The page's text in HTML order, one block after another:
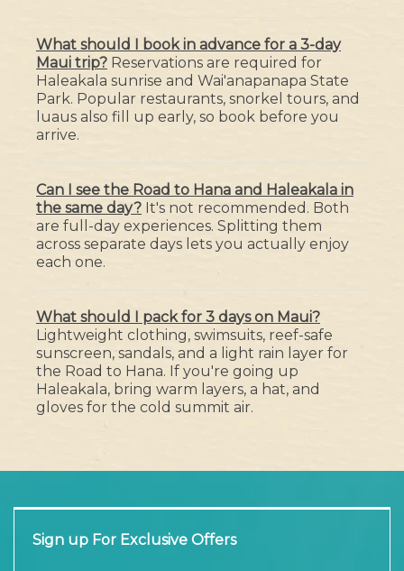
What should I book in advance for a 3-day
Maui trip? Reservations are required for
Haleakala sunrise and Wai'anapanapa State
Park. Popular restaurants, snorkel tours, and
luaus also fill up early, so book before you
arrive.
Can I see the Road to Hana and Haleakala in
the same day? It's not recommended. Both
are full-day experiences. Splitting them
across separate days lets you actually enjoy
each one.
What should I pack for 3 days on Maui?
Lightweight clothing, swimsuits, reef-safe
sunscreen, sandals, and a light rain layer for
the Road to Hana. If you're going up
Haleakala, bring warm layers, a hat, and
gloves for the cold summit air.
Sign up For Exclusive Offers